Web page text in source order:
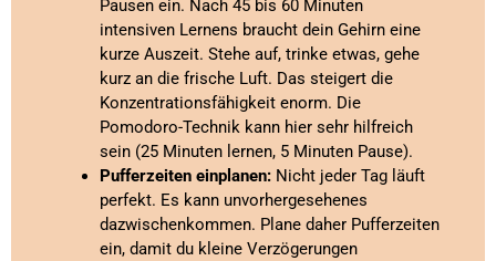
Pausen ein. Nach 45 bis 60 Minuten
intensiven Lernens braucht dein Gehirn eine
kurze Auszeit. Stehe auf, trinke etwas, gehe
kurz an die frische Luft. Das steigert die
Konzentrationsfähigkeit enorm. Die
Pomodoro-Technik kann hier sehr hilfreich
sein (25 Minuten lernen, 5 Minuten Pause).
Pufferzeiten einplanen: Nicht jeder Tag läuft
perfekt. Es kann unvorhergesehenes
dazwischenkommen. Plane daher Pufferzeiten
ein, damit du kleine Verzögerungen